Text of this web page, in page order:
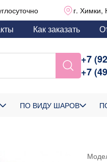
г. Химки,
Как заказать
+7
+7
ПО ВИДУ ШАРОВ